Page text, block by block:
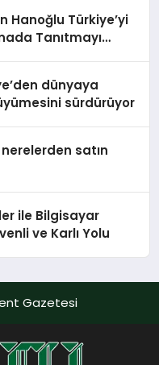
Hanoğlu Türkiye’yi
Tanıtmayı
dünyaya
sürdürüyor
satın
ile Bilgisayar
ve Karlı Yolu
Gazetesi